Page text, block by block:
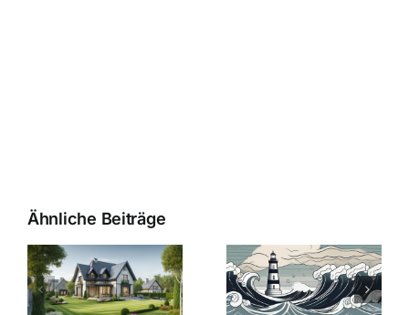
Ähnliche Beiträge
Bauzinsen im
Sturm: Die
aktuelle
Die Evolution
der
Bauzinsen: Ein